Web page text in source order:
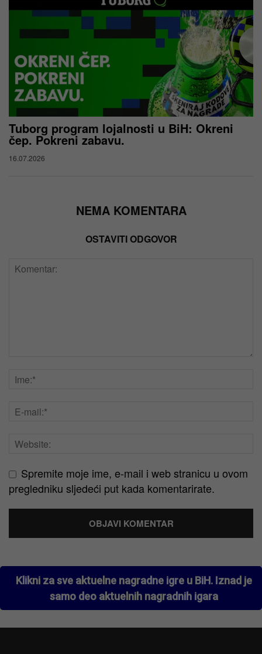
Tuborg program lojalnosti u BiH: Okreni
čep. Pokreni zabavu.
16.07.2026
NEMA KOMENTARA
OSTAVITI ODGOVOR
Spremite moje ime, e-mail i web stranicu u ovom
pregledniku sljedeći put kada komentarirate.
Klikni za sve aktuelne nagradne igre u BiH. Iznad je
samo deo aktuelnih nagradnih igara